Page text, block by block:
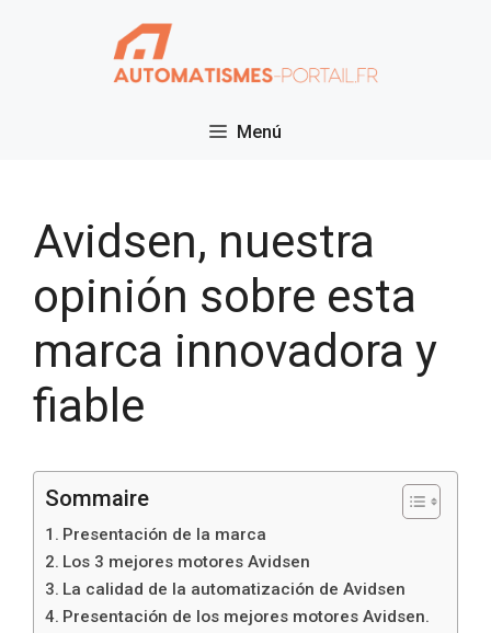
Menú
Avidsen, nuestra
opinión sobre esta
marca innovadora y
fiable
Sommaire
Presentación de la marca
Los 3 mejores motores Avidsen
La calidad de la automatización de Avidsen
Presentación de los mejores motores Avidsen.